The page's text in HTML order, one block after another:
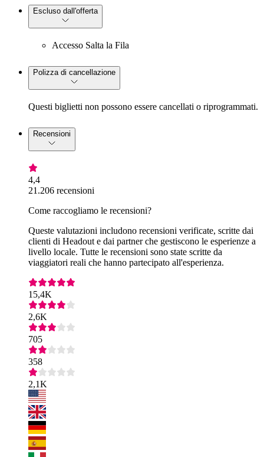
Escluso dall'offerta
Accesso Salta la Fila
Polizza di cancellazione
Questi biglietti non possono essere cancellati o riprogrammati.
Recensioni
4,4
21.206 recensioni
Come raccogliamo le recensioni?
Queste valutazioni includono recensioni verificate, scritte dai
clienti di Headout e dai partner che gestiscono le esperienze a
livello locale. Tutte le recensioni sono state scritte da
viaggiatori reali che hanno partecipato all'esperienza.
15,4K
2,6K
705
358
2,1K